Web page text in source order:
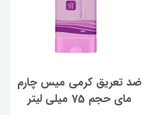
ضد تعریق کرمی میس چارم
مای حجم 75 میلی لیتر